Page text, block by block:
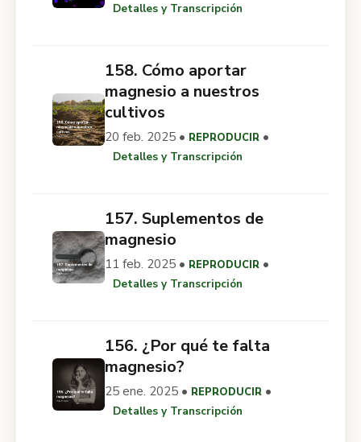
Detalles y Transcripción
158. Cómo aportar
magnesio a nuestros
cultivos
20 feb. 2025 • REPRODUCIR •
Detalles y Transcripción
157. Suplementos de
magnesio
11 feb. 2025 • REPRODUCIR •
Detalles y Transcripción
156. ¿Por qué te falta
magnesio?
25 ene. 2025 • REPRODUCIR •
Detalles y Transcripción